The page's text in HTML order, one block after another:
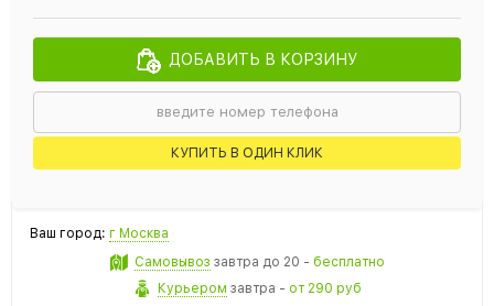
ДОБАВИТЬ В КОРЗИНУ
КУПИТЬ В ОДИН КЛИК
Ваш город: г Москва
Самовывоз завтра до 20 - бесплатно
Курьером завтра - от 290 руб